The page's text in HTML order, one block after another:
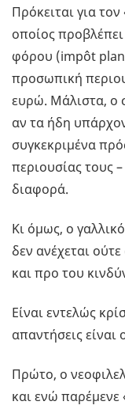
Πρόκειται για
οποίος
φόρου (impôt
προσωπική
ευρώ. Μάλιστα, ο
αν τα ήδη
συγκεκριμένα
περιουσίας τους
διαφορά.
Κι όμως, ο
δεν ανέχεται
και προ του
Είναι εντελώς
απαντήσεις είναι
Πρώτο, ο
και ενώ